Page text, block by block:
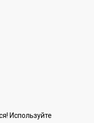
Используйте